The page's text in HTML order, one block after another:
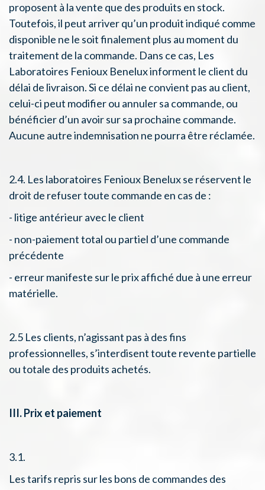
proposent à la vente que des produits en stock.
Toutefois, il peut arriver qu’un produit indiqué comme
disponible ne le soit finalement plus au moment du
traitement de la commande. Dans ce cas, Les
Laboratoires Fenioux Benelux informent le client du
délai de livraison. Si ce délai ne convient pas au client,
celui-ci peut modifier ou annuler sa commande, ou
bénéficier d’un avoir sur sa prochaine commande.
Aucune autre indemnisation ne pourra être réclamée.
2.4. Les laboratoires Fenioux Benelux se réservent le
droit de refuser toute commande en cas de :
- litige antérieur avec le client
- non-paiement total ou partiel d’une commande
précédente
- erreur manifeste sur le prix affiché due à une erreur
matérielle.
2.5 Les clients, n’agissant pas à des fins
professionnelles, s’interdisent toute revente partielle
ou totale des produits achetés.
III. Prix et paiement
3.1.
Les tarifs repris sur les bons de commandes des